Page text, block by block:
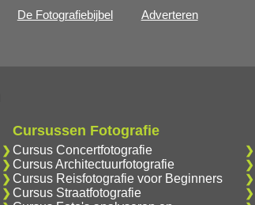
De Fotografiebijbel
Adverteren
Cursussen Fotografie
Cursus Concertfotografie
Cursus Architectuurfotografie
Cursus Reisfotografie voor Beginners
Cursus Straatfotografie